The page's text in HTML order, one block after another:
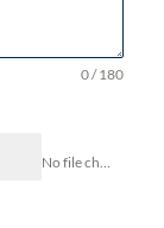
0 / 180
No file chosen